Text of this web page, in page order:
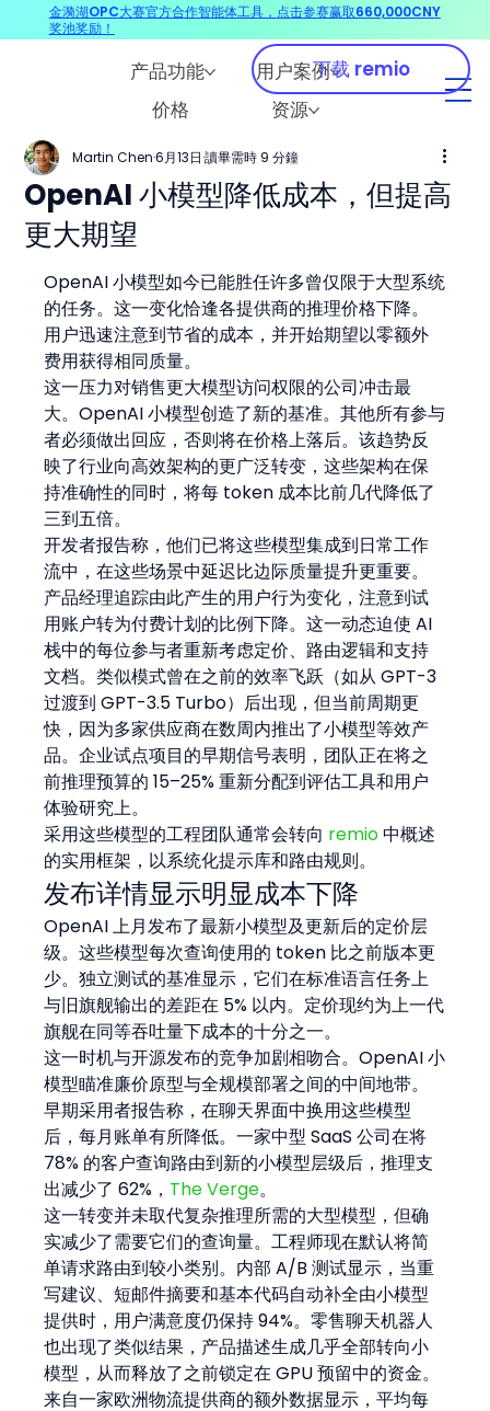
产品功能
用户案例
价格
资源
下载 remio
OpenAI 小模型降低成本，但提高
更大期望
Martin Chen 6月13日 讀畢需時 9 分鐘
OpenAI 小模型如今已能胜任许多曾仅限于大型系统
的任务。这一变化恰逢各提供商的推理价格下降。
用户迅速注意到节省的成本，并开始期望以零额外
费用获得相同质量。
这一压力对销售更大模型访问权限的公司冲击最
大。OpenAI 小模型创造了新的基准。其他所有参与
者必须做出回应，否则将在价格上落后。该趋势反
映了行业向高效架构的更广泛转变，这些架构在保
持准确性的同时，将每 token 成本比前几代降低了
三到五倍。
开发者报告称，他们已将这些模型集成到日常工作
流中，在这些场景中延迟比边际质量提升更重要。
产品经理追踪由此产生的用户行为变化，注意到试
用账户转为付费计划的比例下降。这一动态迫使 AI
栈中的每位参与者重新考虑定价、路由逻辑和支持
文档。类似模式曾在之前的效率飞跃（如从 GPT-3
过渡到 GPT-3.5 Turbo）后出现，但当前周期更
快，因为多家供应商在数周内推出了小模型等效产
品。企业试点项目的早期信号表明，团队正在将之
前推理预算的 15–25% 重新分配到评估工具和用户
体验研究上。
采用这些模型的工程团队通常会转向 remio 中概述
的实用框架，以系统化提示库和路由规则。
发布详情显示明显成本下降
OpenAI 上月发布了最新小模型及更新后的定价层
级。这些模型每次查询使用的 token 比之前版本更
少。独立测试的基准显示，它们在标准语言任务上
与旧旗舰输出的差距在 5% 以内。定价现约为上一代
旗舰在同等吞吐量下成本的十分之一。
这一时机与开源发布的竞争加剧相吻合。OpenAI 小
模型瞄准廉价原型与全规模部署之间的中间地带。
早期采用者报告称，在聊天界面中换用这些模型
后，每月账单有所降低。一家中型 SaaS 公司在将
78% 的客户查询路由到新的小模型层级后，推理支
出减少了 62%， The Verge。
这一转变并未取代复杂推理所需的大型模型，但确
实减少了需要它们的查询量。工程师现在默认将简
单请求路由到较小类别。内部 A/B 测试显示，当重
写建议、短邮件摘要和基本代码自动补全由小模型
提供时，用户满意度仍保持 94%。零售聊天机器人
也出现了类似结果，产品描述生成几乎全部转向小
模型，从而释放了之前锁定在 GPU 预留中的资金。
来自一家欧洲物流提供商的额外数据显示，平均每
金漪湖OPC大赛官方合作智能体工具，点击参赛赢取660,000CNY
奖池奖励！